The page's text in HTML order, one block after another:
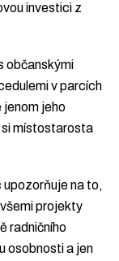
investici z
občanskými
v parcích
jeho
si místostarosta
upozorňuje na to,
projekty
radničního
osobnosti a jen